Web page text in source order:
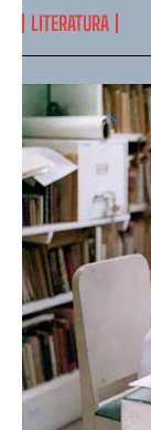
LITERATURA